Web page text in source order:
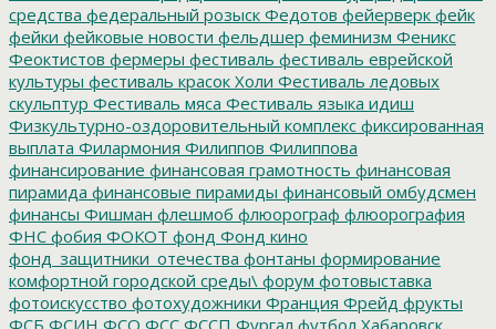
средства федеральный розыск Федотов фейерверк фейк
фейки фейковые новости фельдшер феминизм Феникс
Феоктистов фермеры фестиваль фестиваль еврейской
культуры фестиваль красок Холи Фестиваль ледовых
скульптур Фестиваль мяса Фестиваль языка идиш
Физкультурно-оздоровительный комплекс фиксированная
выплата Филармония Филиппов Филиппова
финансирование финансовая грамотность финансовая
пирамида финансовые пирамиды финансовый омбудсмен
финансы Фишман флешмоб флюорограф флюорография
ФНС фобия ФОКОТ фонд Фонд кино
фонд_защитники_отечества фонтаны формирование
комфортной городской среды\ форум фотовыставка
фотоискусство фотохудожники Франция Фрейд фрукты
ФСБ ФСИН ФСО ФСС ФССП Фургал футбол Хабаровск